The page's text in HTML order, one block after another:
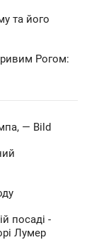
та його
Рогом:
— Bild
посаді -
Лумер